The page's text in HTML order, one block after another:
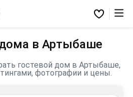
Избранное
в Артыбаше
гостевой дом в Артыбаше,
фотографии и цены.